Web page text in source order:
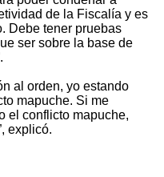
de la Fiscalía y es
Debe tener pruebas
ser sobre la base de
al orden, yo estando
mapuche. Si me
el conflicto mapuche,
explicó.